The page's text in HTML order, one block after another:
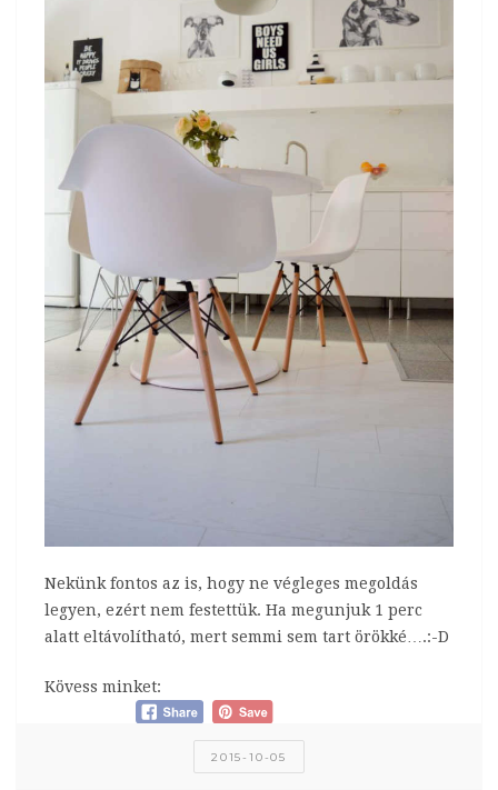
Nekünk fontos az is, hogy ne végleges megoldás
legyen, ezért nem festettük. Ha megunjuk 1 perc
alatt eltávolítható, mert semmi sem tart örökké….:-D
Kövess minket:
2015-10-05